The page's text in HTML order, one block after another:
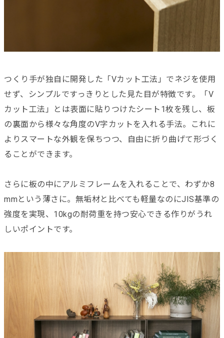
つくり手が独自に開発した「Vカット工法」でネジを使用
せず、シンプルですっきりとした見た目が特徴です。「V
カット工法」とは表面に貼りつけたシート1枚を残し、板
の裏面から様々な角度のV字カットを入れる手法。これに
よりスマートな外観を保ちつつ、自由に折り曲げて形づく
ることができます。
さらに板の中にアルミフレームを入れることで、わずか8
mmという薄さに。無垢材と比べても軽量なのにJIS基準の
強度を実現、10kgの耐荷重を持つ安心できる作りがうれ
しいポイントです。